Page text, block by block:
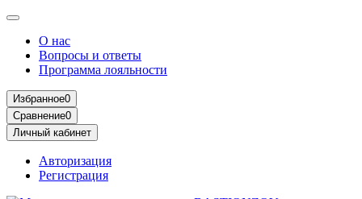
О нас
Вопросы и ответы
Программа лояльности
Избранное0
Сравнение0
Личный кабинет
Авторизация
Регистрация